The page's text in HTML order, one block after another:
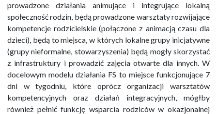
prowadzone działania animujące i integrujące lokalną
społeczność rodzin, będą prowadzone warsztaty rozwijające
kompetencje rodzicielskie (połączone z animacją czasu dla
dzieci), będą to miejsca, w których lokalne grupy inicjatywne
(grupy nieformalne, stowarzyszenia) będą mogły skorzystać
z infrastruktury i prowadzić zajęcia otwarte dla innych. W
docelowym modelu działania FS to miejsce funkcjonujące 7
dni w tygodniu, które oprócz organizacji warsztatów
kompetencyjnych oraz działań integracyjnych, mógłby
również pełnić funkcję wsparcia rodziców w okazjonalnej